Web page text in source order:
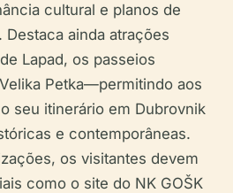
cultural e planos de
ainda atrações
Lapad, os passeios
Petka—permitindo aos
seu itinerário em Dubrovnik
e contemporâneas.
os visitantes devem
como o site do NK GOŠK